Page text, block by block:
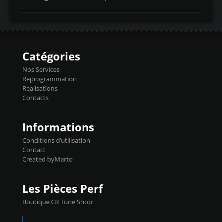
d'admissiontemp ex. pour atmo -30- 80°C
temperaturetemperature ldr moteurtemp
Injecteurs + Flashpro 1370€ TTC Le
précise et performante. Vous pourrez
basculer de la carto sans plomb à Ethanol à
l'aide du flashpro OPTION ECONOMIQUES
Reprog SP 98 sur le calculateur d'origine
450€ TTC Un gain d'environ 10cv et 15nm
Catégories
Nos Services
Reprogrammation
Realisations
Contacts
Informations
Conditions d’utilisation
Contact
Created byMarto
Les Pièces Perf
Boutique CR Tune Shop